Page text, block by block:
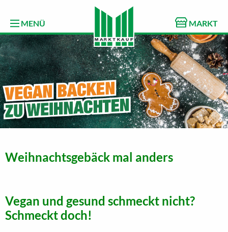
MENÜ MARKT
Weihnachtsgebäck mal anders
Vegan und gesund schmeckt nicht?
Schmeckt doch!